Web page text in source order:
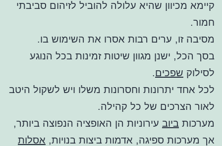
קיימא מכיוון שהיא עלולה להוביל לזיהום סביבתי
חמור.
מסיבה זו, ערים רבות אסרו את השימוש בו.
בסך הכל, ישנן מגוון שיטות זמינות בכל הנוגע
לסילוק שפכים.
לכל אחד יתרונות וחסרונות משלו ויש לשקול היטב
לאור הצרכים של כל קהילה.
מערכות ביוב עירוניות הן האופציה הנפוצה ביותר,
אך מערכות ספיגה, אדמות ביצות בנויות, אסלות